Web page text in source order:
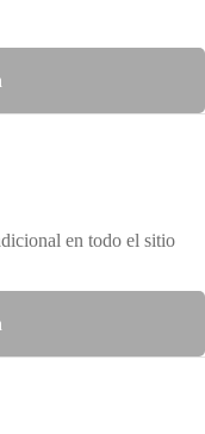
en todo el sitio